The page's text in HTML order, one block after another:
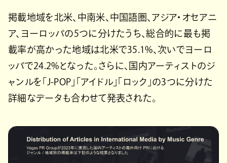
掲載地域を北米、中南米、中国語圏、アジア・オセアニ
ア、ヨーロッパの5つに分けたうち、総合的に最も掲
載率が高かった地域は北米で35.1%、次いでヨーロ
ッパで24.2%となった。さらに、国内アーティストのジ
ャンルを「J-POP」「アイドル」「ロック」の3つに分けた
詳細なデータも合わせて発表された。